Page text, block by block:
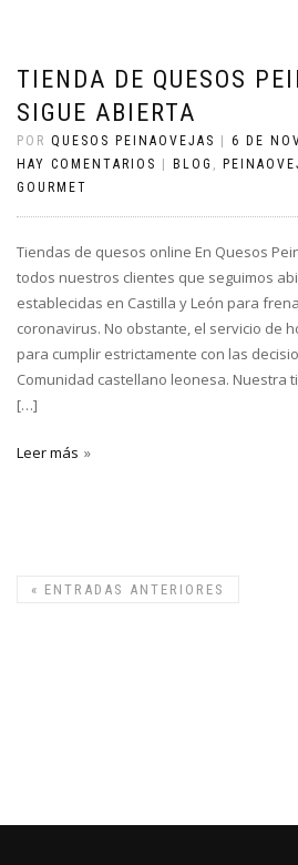
TIENDA DE QUESOS
SIGUE ABIERTA
POR QUESOS PEINAOVEJAS | 6 DE
HAY COMENTARIOS | BLOG
GOURMET
Tiendas de quesos online En Quesos
todos nuestros clientes que seguimos
establecidas en Castilla y León para
coronavirus. No obstante, el servicio de
para cumplir estrictamente con las
Comunidad castellano leonesa. Nuestra
[…]
Leer más
« ENTRADAS ANTERIORES